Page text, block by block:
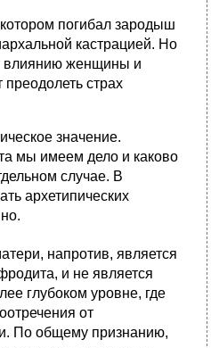
погибал зародыш
кастрацией. Но
влиянию женщины и
страх
значение.
мы имеем дело и каково
случае. В
архетипических
напротив, является
и не является
глубоком уровне, где
от
По общему признанию,